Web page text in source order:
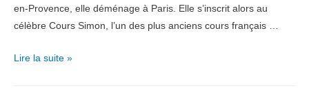
en-Provence, elle déménage à Paris. Elle s’inscrit alors au
célèbre Cours Simon, l’un des plus anciens cours français …
Zoom
Lire la suite »